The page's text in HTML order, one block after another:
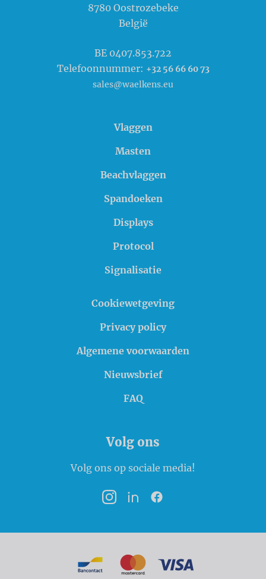
8780 Oostrozebeke
België
BE 0407.853.722
Telefoonnummer: +32 56 66 60 73
sales@waelkens.eu
Vlaggen
Masten
Beachvlaggen
Spandoeken
Displays
Protocol
Signalisatie
Cookiewetgeving
Privacy policy
Algemene voorwaarden
Nieuwsbrief
FAQ
Volg ons
Volg ons op sociale media!
InstagramLinkedInFacebook
Betaalmogelijkheden
BancontactMasterCard
VISA